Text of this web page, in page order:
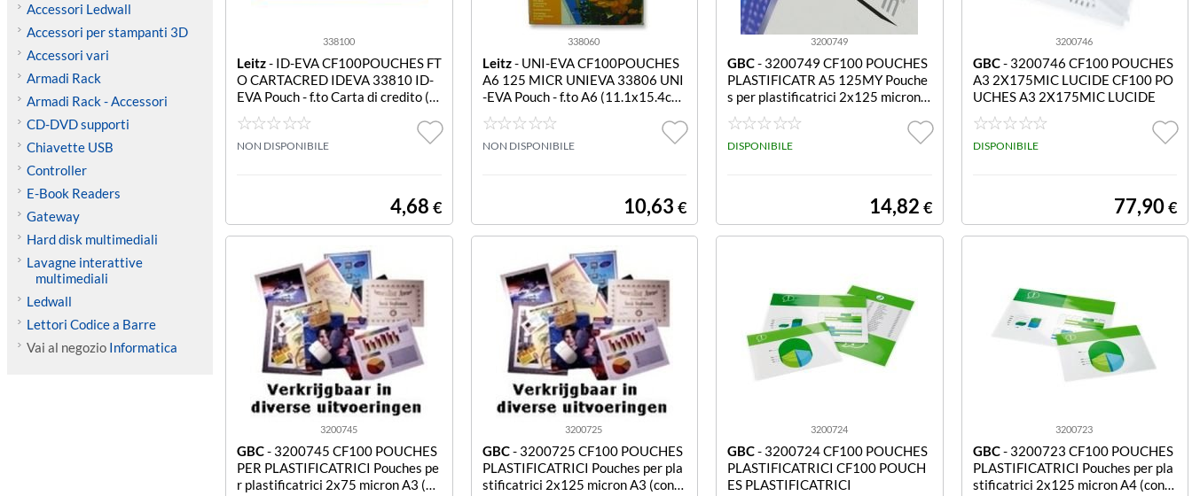
Accessori Ledwall
Accessori per stampanti 3D
Accessori vari
Armadi Rack
Armadi Rack - Accessori
CD-DVD supporti
Chiavette USB
Controller
E-Book Readers
Gateway
Hard disk multimediali
Lavagne interattive
multimediali
Ledwall
Lettori Codice a Barre
Vai al negozio Informatica
338100
Leitz- ID-EVA CF100POUCHES FT
O CARTACRED IDEVA 33810 ID-
EVA Pouch - f.to Carta di credito (5.
4x8.6cm) - 125/125 micronSC=10
0 pz
NON DISPONIBILE
4,68 €
338060
Leitz- UNI-EVA CF100POUCHES
A6 125 MICR UNIEVA 33806 UNI
-EVA Pouch - f.to A6 (11.1x15.4cm)
- 125/125 micronSC=100 pz
NON DISPONIBILE
10,63 €
3200749
GBC- 3200749 CF100 POUCHES
PLASTIFICATR A5 125MY Pouche
s per plastificatrici 2x125 micron
A5 (conf.100)
DISPONIBILE
14,82 €
3200746
GBC- 3200746 CF100 POUCHES
A3 2X175MIC LUCIDE CF100 PO
UCHES A3 2X175MIC LUCIDE
DISPONIBILE
77,90€
3200745
GBC- 3200745 CF100 POUCHES
PER PLASTIFICATRICI Pouches pe
r plastificatrici 2x75 micron A3 (co
3200725
GBC- 3200725 CF100 POUCHES
PLASTIFICATRICI Pouches per pla
stificatrici 2x125 micron A3 (conf.
3200724
GBC- 3200724 CF100 POUCHES
PLASTIFICATRICI CF100 POUCH
ES PLASTIFICATRICI
3200723
GBC- 3200723 CF100 POUCHES
PLASTIFICATRICI Pouches per pla
stificatrici 2x125 micron A4 (conf.